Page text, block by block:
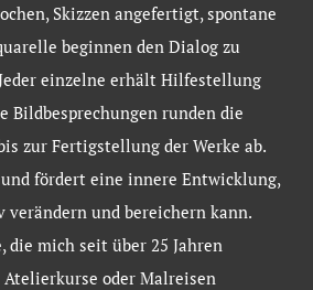
Skizzen angefertigt, spontane
beginnen den Dialog zu
einzelne erhält Hilfestellung
Bildbesprechungen runden die
zur Fertigstellung der Werke ab.
fördert eine innere Entwicklung,
und bereichern kann.
die mich seit über 25 Jahren
oder Malreisen